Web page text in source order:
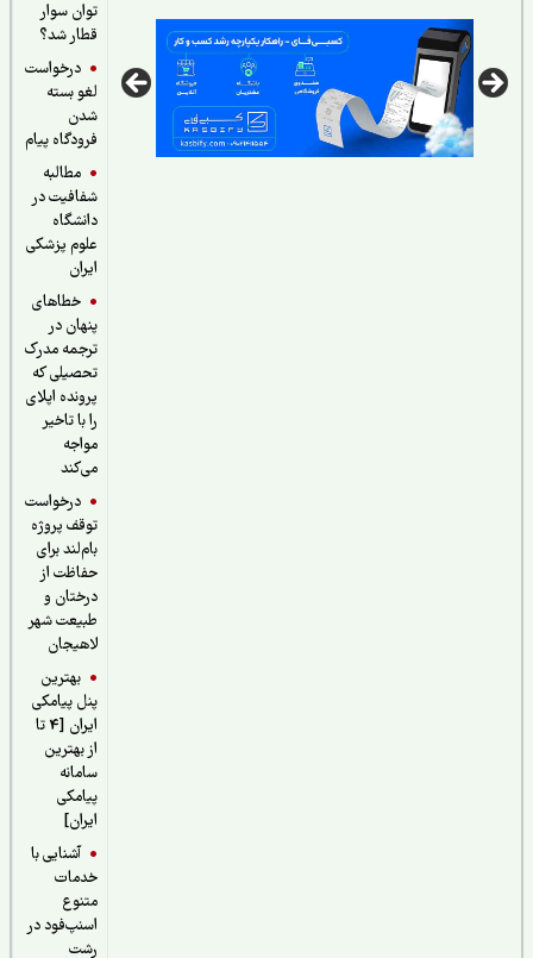
توان سوار
قطار شد؟
درخواست
لغو بسته
شدن
فرودگاه پیام
مطالبه
شفافیت در
دانشگاه
علوم پزشکی
ایران
خطاهای
پنهان در
ترجمه مدرک
تحصیلی که
پرونده اپلای
را با تاخیر
مواجه
می‌کند
درخواست
توقف پروژه
بام‌لند برای
حفاظت از
درختان و
طبیعت شهر
لاهیجان
بهترین
پنل پیامکی
ایران [4 تا
از بهترین
سامانه
پیامکی
ایران]
آشنایی با
خدمات
متنوع
اسنپ‌فود در
رشت